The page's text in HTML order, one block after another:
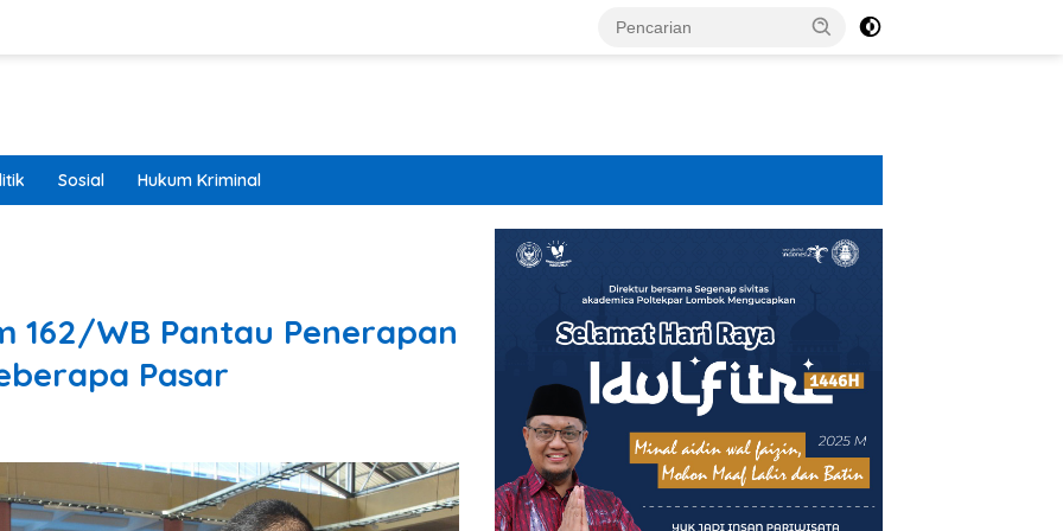
Sosial Hukum Kriminal
162/WB Pantau Penerapan
Pasar